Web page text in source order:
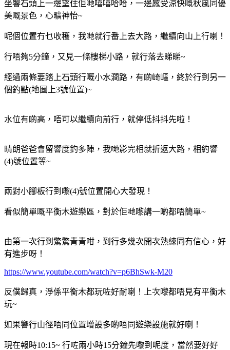
坐響石頭上一邊望住佢哋嘻嘻哈哈，一邊感受涼快嘅秋風同優
美嘅景色，心曠神怡~
呢個位置冇乜收穫，我哋就行番上去大路，繼續向山上行喇！
行唔夠5分鐘，又見一條樓梯小路，就行落去睇睇~
經過兩條要踏上石頭行嘅小水澗路，有啲崎嶇，終於行到另一
個釣點(地圖上3號位置)~
水位有啲高，唔可以繼續向前行，就停低抖抖先啦！
晴朗爸爸會留響度釣多陣，我哋影完相就折返大路，相約響
(4)號位置等~
兩對小腳板行到嚟(4)號位置開心大發現！
看似簡單嘅平衡木遊樂區，對於佢哋嚟講一啲都唔簡單~
由第一次行到驚驚青青咁，到行多幾次開次熟練同有信心，好
有進步呀！
https://www.youtube.com/watch?v=p6BhSwk-M20
反僕歸真，淨係平衡木都玩咗好耐喇！上次嚟都唔見有平衡木
玩~
如果響行山徑唔同位置增設多啲唔同遊樂設施就好喇！
現在報時10:15~ 行咗兩小時15分鐘先嚟到呢度，當然要好好